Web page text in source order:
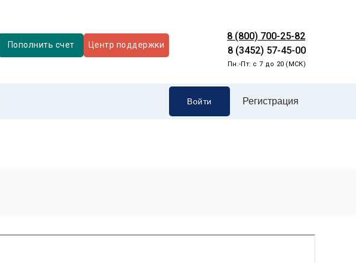
8 (3452) 57-45-00
8 (800) 700-25-82
Пн.-Пт: с 7 до 20 (МСК)
Пополнить счет Центр поддержки
Регистрация
Войти